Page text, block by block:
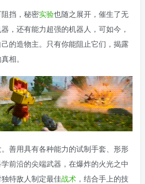
挡，秘密实验也随之展开，催生了无
，还有能力超强的机器人，可如今，
的造物主。只有你能阻止它们，揭露
相。
善用具有各种能力的试制手套、形形
前沿的尖端武器，在爆炸的火光之中
特敌人制定最佳战术 ，结合手上的技